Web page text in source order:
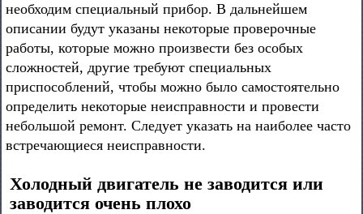
необходим специальный прибор. В дальнейшем
описании будут указаны некоторые проверочные
работы, которые можно произвести без особых
сложностей, другие требуют специальных
приспособлений, чтобы можно было самостоятельно
определить некоторые неисправности и провести
небольшой ремонт. Следует указать на наиболее часто
встречающиеся неисправности.
Холодный двигатель не заводится или
заводится очень плохо